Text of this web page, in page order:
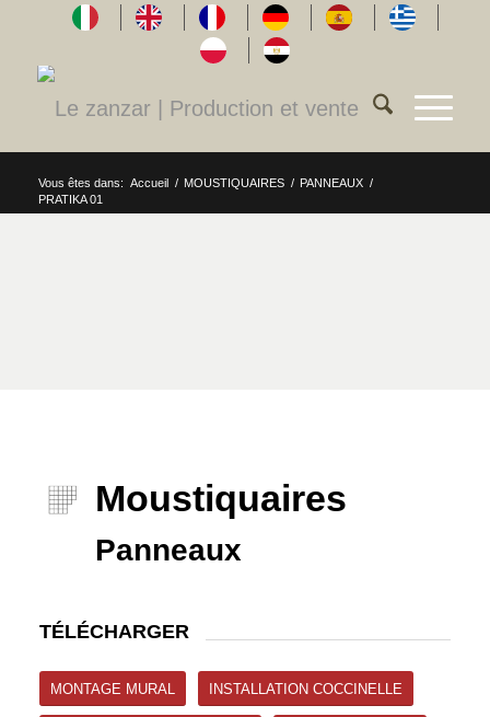
Vous êtes dans: Accueil / MOUSTIQUAIRES / PANNEAUX /
PRATIKA 01
Moustiquaires
Panneaux
TÉLÉCHARGER
MONTAGE MURAL INSTALLATION COCCINELLE